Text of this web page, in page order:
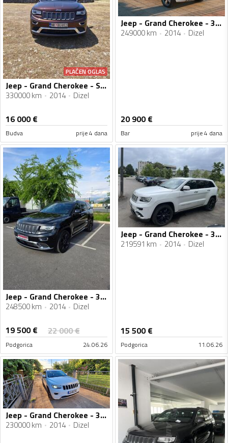
PLAĆEN OGLAS
Jeep - Grand Cherokee - Summit
330000 km 2014 Dizel
16 000€
Budva prije 4 dana
Jeep - Grand Cherokee - 3.0 CRD 4X4
249000 km 2014 Dizel
20 900€
Bar prije 4 dana
Jeep - Grand Cherokee - 3.0 CRD SUMMIT
248500 km 2014 Dizel
19 500€ 22 000€
Podgorica 24.06.26
Jeep - Grand Cherokee - 3.0 CRD
219591 km 2014 Dizel
15 500€
Podgorica 11.06.26
Jeep - Grand Cherokee - 3.0 overland
230000 km 2014 Dizel